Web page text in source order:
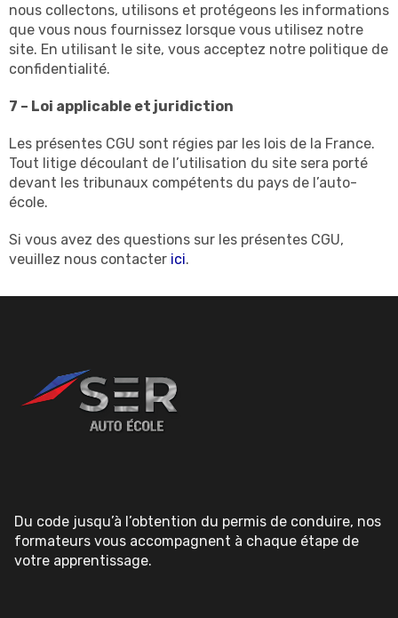
nous collectons, utilisons et protégeons les informations
que vous nous fournissez lorsque vous utilisez notre
site. En utilisant le site, vous acceptez notre politique de
confidentialité.
7 – Loi applicable et juridiction
Les présentes CGU sont régies par les lois de la France.
Tout litige découlant de l’utilisation du site sera porté
devant les tribunaux compétents du pays de l’auto-
école.
Si vous avez des questions sur les présentes CGU,
veuillez nous contacter ici.
Du code jusqu’à l’obtention du permis de conduire, nos
formateurs vous accompagnent à chaque étape de
votre apprentissage.